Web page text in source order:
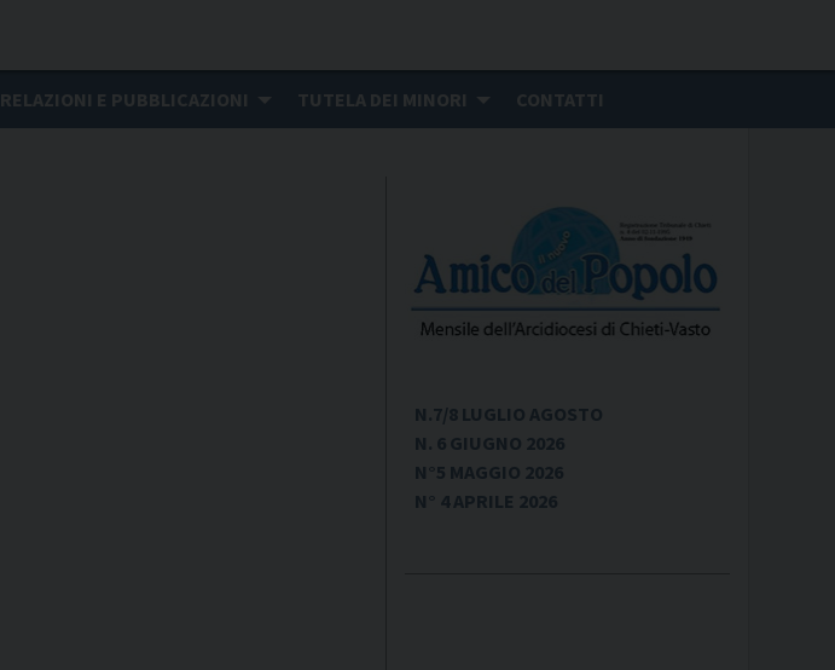
RELAZIONI E PUBBLICAZIONI TUTELA DEI MINORI CONTATTI
N.7/8 LUGLIO AGOSTO
N. 6 GIUGNO 2026
N°5 MAGGIO 2026
N° 4 APRILE 2026